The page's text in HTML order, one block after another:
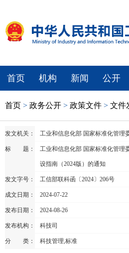
首页 机构 新闻 公开
首页 > 政务公开 > 政策文件 > 文件
发文机关： 工业和信息化部 国家标准化管理
标 题： 工业和信息化部 国家标准化管理
设指南（2024版）的通知
发文字号： 工信部联科函〔2024〕206号
成文日期： 2024-07-22
发布日期： 2024-08-26
发布机构： 科技司
分 类： 科技管理,标准